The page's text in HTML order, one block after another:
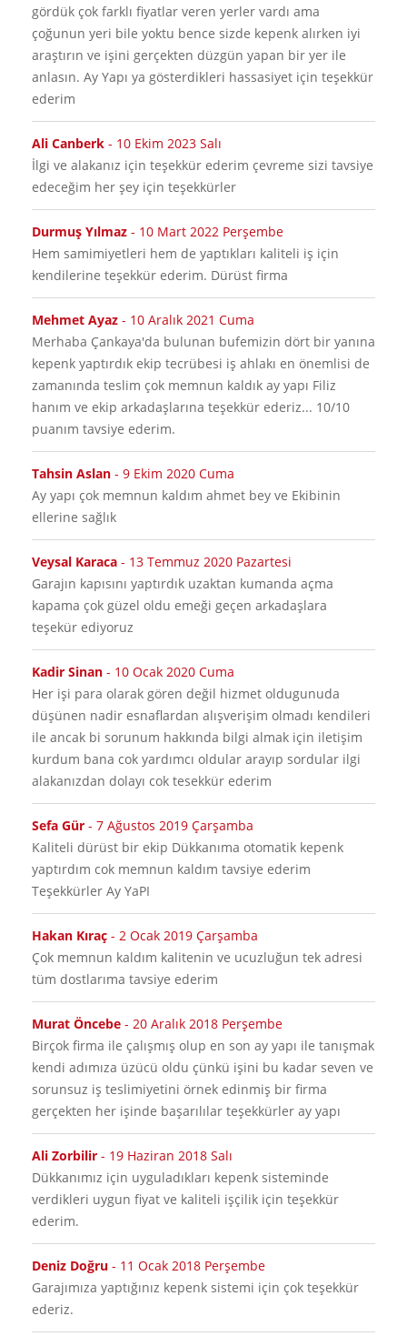
gördük çok farklı fiyatlar veren yerler vardı ama
çoğunun yeri bile yoktu bence sizde kepenk alırken iyi
araştırın ve işini gerçekten düzgün yapan bir yer ile
anlasın. Ay Yapı ya gösterdikleri hassasiyet için teşekkür
ederim
Ali Canberk - 10 Ekim 2023 Salı
İlgi ve alakanız için teşekkür ederim çevreme sizi tavsiye
edeceğim her şey için teşekkürler
Durmuş Yılmaz - 10 Mart 2022 Perşembe
Hem samimiyetleri hem de yaptıkları kaliteli iş için
kendilerine teşekkür ederim. Dürüst firma
Mehmet Ayaz - 10 Aralık 2021 Cuma
Merhaba Çankaya'da bulunan bufemizin dört bir yanına
kepenk yaptırdık ekip tecrübesi iş ahlakı en önemlisi de
zamanında teslim çok memnun kaldık ay yapı Filiz
hanım ve ekip arkadaşlarına teşekkür ederiz... 10/10
puanım tavsiye ederim.
Tahsin Aslan - 9 Ekim 2020 Cuma
Ay yapı çok memnun kaldım ahmet bey ve Ekibinin
ellerine sağlık
Veysal Karaca - 13 Temmuz 2020 Pazartesi
garajın kapısını yaptırdık uzaktan kumanda açma
kapama çok güzel oldu emeği geçen arkadaşlara
teşekür ediyoruz
Kadir Sinan - 10 Ocak 2020 Cuma
her işi para olarak gören değil hizmet oldugunuda
düşünen nadir esnaflardan alışverişim olmadı kendileri
ile ancak bi sorunum hakkında bilgi almak için iletişim
kurdum bana cok yardımcı oldular arayıp sordular ilgi
alakanızdan dolayı cok tesekkür ederim
Sefa Gür - 7 Ağustos 2019 Çarşamba
Kaliteli dürüst bir ekip Dükkanıma otomatik kepenk
yaptırdım cok memnun kaldım tavsiye ederim
Teşekkürler Ay YaPI
Hakan Kıraç - 2 Ocak 2019 Çarşamba
Çok memnun kaldım kalitenin ve ucuzluğun tek adresi
tüm dostlarıma tavsiye ederim
Murat Öncebe - 20 Aralık 2018 Perşembe
Birçok firma ile çalışmış olup en son ay yapı ile tanışmak
kendi adımıza üzücü oldu çünkü işini bu kadar seven ve
sorunsuz iş teslimiyetini örnek edinmiş bir firma
gerçekten her işinde başarılılar teşekkürler ay yapı
Ali Zorbilir - 19 Haziran 2018 Salı
Dükkanımız için uyguladıkları kepenk sisteminde
verdikleri uygun fiyat ve kaliteli işçilik için teşekkür
ederim.
Deniz Doğru - 11 Ocak 2018 Perşembe
Garajımıza yaptığınız kepenk sistemi için çok teşekkür
ederiz.